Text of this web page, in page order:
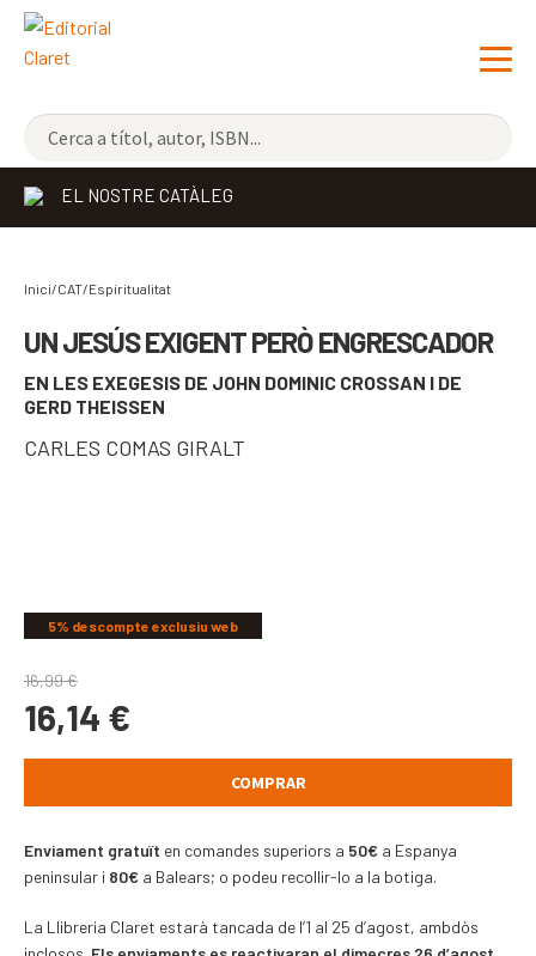
NOVETATS
ELS MÉS VENUTS
LLIBRERIA CLARET
CONTACTE
CATALÀ
EL NOSTRE CATÀLEG
Inici/CAT/Espiritualitat
UN JESÚS EXIGENT PERÒ ENGRESCADOR
EN LES EXEGESIS DE JOHN DOMINIC CROSSAN I DE
GERD THEISSEN
CARLES COMAS GIRALT
5% descompte exclusiu web
16,99€
16,14 €
COMPRAR
Enviament gratuït en comandes superiors a 50€ a Espanya
peninsular i 80€ a Balears; o podeu recollir-lo a la botiga.
La Llibreria Claret estarà tancada de l’1 al 25 d’agost, ambdòs